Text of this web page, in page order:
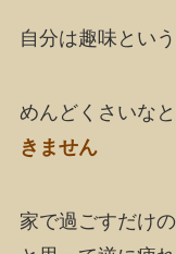
自分は趣味とい
めんどくさいな
きません
家で過ごすだけ